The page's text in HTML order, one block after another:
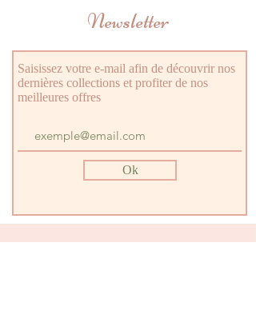
Newsletter
Saisissez votre e-mail afin de découvrir nos
dernières collections et profiter de nos
meilleures offres
Ok